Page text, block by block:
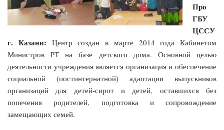
Про
ГБУ
ЦССУ
г. Казани: Центр создан в марте 2014 года Кабинетом
Министров РТ на базе детского дома. Основной целью
деятельности учреждения является организация и обеспечение
социальной (постинтернатной) адаптации выпускников
организаций для детей-сирот и детей, оставшихся без
попечения родителей, подготовка и сопровождение
замещающих семей.